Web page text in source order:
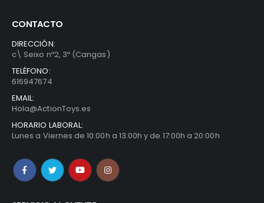
CONTACTO
DIRECCIÓN:
c\ Seixo nº2, 3º (Cangas)
TELÉFONO:
616947674
EMAIL:
Hola@ActionToys.es
HORARIO LABORAL:
Lunes a Viernes de 10:00h a 13:00h y de 17:00h a 20:00h